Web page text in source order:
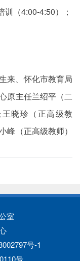
（4:00-4:50）；
来、怀化市教育局
原主任兰绍平（二
晓珍（正高级教
峰（正高级教师）
室
号-1
号